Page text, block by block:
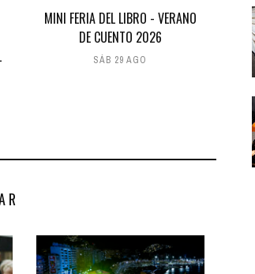
MINI FERIA DEL LIBRO - VERANO
DE CUENTO 2026
SÁB 29 AGO